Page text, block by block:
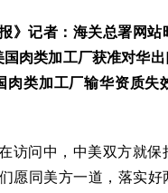
报》记者：海关总署网
国肉类加工厂获准对华
肉类加工厂输华资质失
访问中，中美双方就保
愿同美方一道，落实好